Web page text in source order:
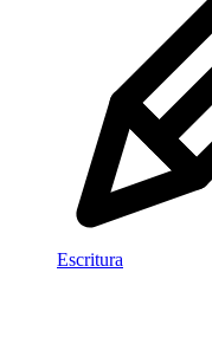
Escritura